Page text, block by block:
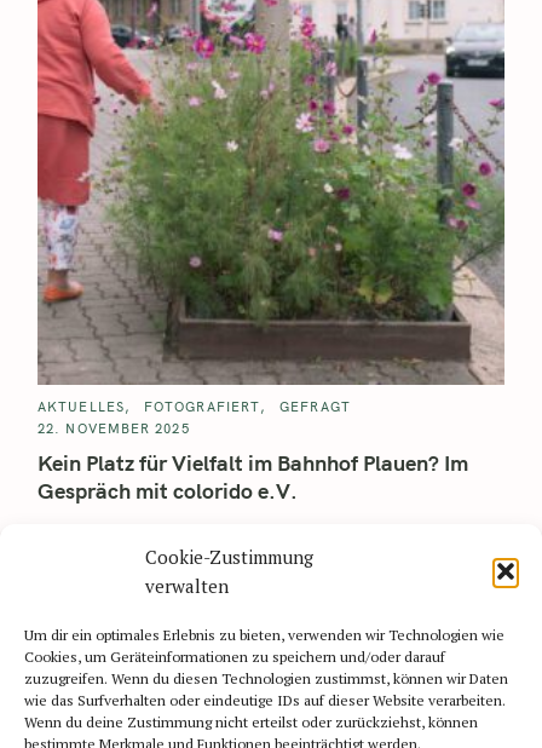
Cookie-Zustimmung
verwalten
Um dir ein optimales Erlebnis zu bieten, verwenden wir Technologien wie
Cookies, um Geräteinformationen zu speichern und/oder darauf
zuzugreifen. Wenn du diesen Technologien zustimmst, können wir Daten
wie das Surfverhalten oder eindeutige IDs auf dieser Website verarbeiten.
Wenn du deine Zustimmung nicht erteilst oder zurückziehst, können
bestimmte Merkmale und Funktionen beeinträchtigt werden.
AKTUELLES FOTOGRAFIERT
GEFRAGT
22. NOVEMBER 2025
Kein Platz für Vielfalt im Bahnhof Plauen? Im
Gespräch mit colorido e.V.
Räumlichkeiten der Bahnhofshalle in Plauen. „Raum für deins“
steht an der nächsten Ecke. Doch nicht für..